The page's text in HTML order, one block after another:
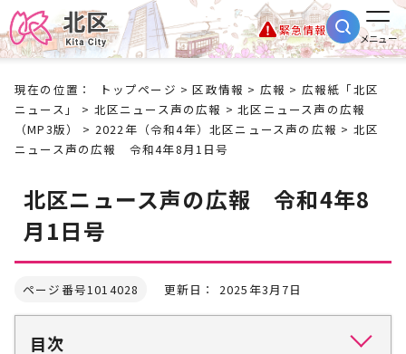
緊急情報
メニュー
現在の位置： トップページ >区政情報 > 広報 > 広報紙「北区
ニュース」
> 北区ニュース声の広報 >北区ニュース声の広報
（MP3版）
> 2022年（令和4年）北区ニュース声の広報 > 北区
ニュース声の広報 令和4年8月1日号
北区ニュース声の広報 令和4年8
月1日号
ページ番号1014028 更新日： 2025年3月7日
目次